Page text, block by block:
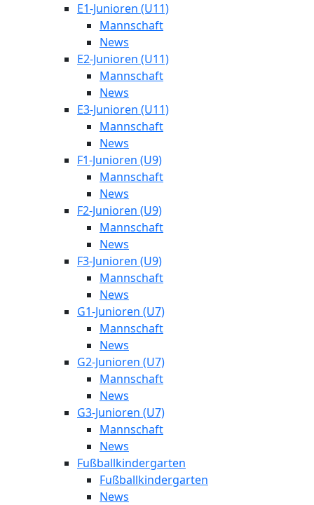
E1-Junioren (U11)
Mannschaft
News
E2-Junioren (U11)
Mannschaft
News
E3-Junioren (U11)
Mannschaft
News
F1-Junioren (U9)
Mannschaft
News
F2-Junioren (U9)
Mannschaft
News
F3-Junioren (U9)
Mannschaft
News
G1-Junioren (U7)
Mannschaft
News
G2-Junioren (U7)
Mannschaft
News
G3-Junioren (U7)
Mannschaft
News
Fußballkindergarten
Fußballkindergarten
News